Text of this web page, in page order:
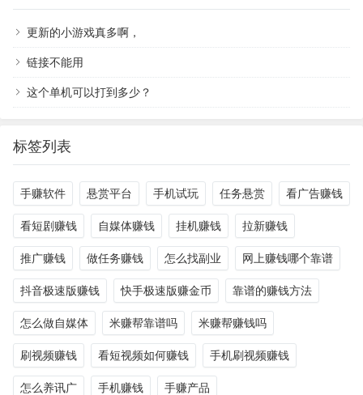
更新的小游戏真多啊，
链接不能用
这个单机可以打到多少？
标签列表
手赚软件 悬赏平台 手机试玩 任务悬赏 看广告赚钱
看短剧赚钱 自媒体赚钱 挂机赚钱 拉新赚钱
推广赚钱 做任务赚钱 怎么找副业 网上赚钱哪个靠谱
抖音极速版赚钱 快手极速版赚金币 靠谱的赚钱方法
怎么做自媒体 米赚帮靠谱吗 米赚帮赚钱吗
刷视频赚钱 看短视频如何赚钱 手机刷视频赚钱
怎么养讯广 手机赚钱 手赚产品